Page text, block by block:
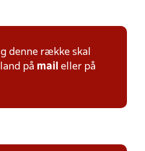
denne række skal
på mail eller på